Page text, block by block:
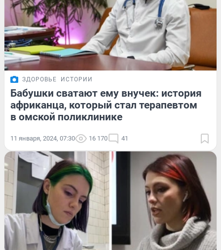
ЗДОРОВЬЕ ИСТОРИИ
Бабушки сватают ему внучек: история
африканца, который стал терапевтом
в омской поликлинике
11 января, 2024, 07:30 16 170 41